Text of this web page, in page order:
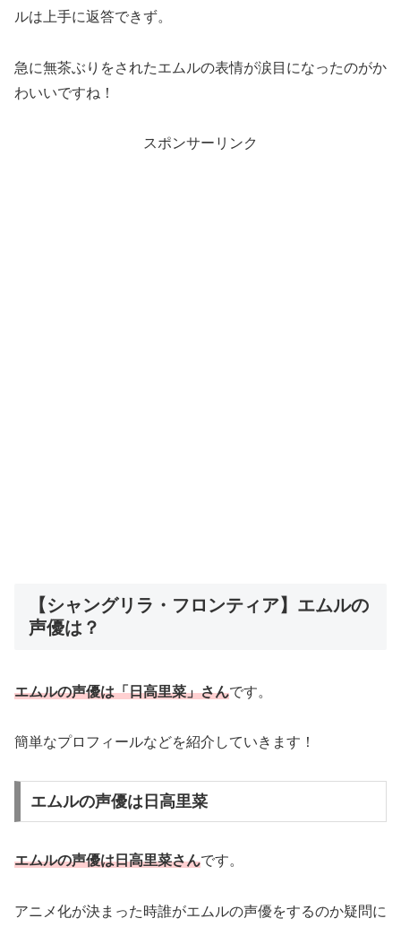
ルは上手に返答できず。
急に無茶ぶりをされたエムルの表情が涙目になったのがか
わいいですね！
スポンサーリンク
【シャングリラ・フロンティア】エムルの
声優は？
エムルの声優は「日高里菜」さんです。
簡単なプロフィールなどを紹介していきます！
エムルの声優は日高里菜
エムルの声優は日高里菜さんです。
アニメ化が決まった時誰がエムルの声優をするのか疑問に